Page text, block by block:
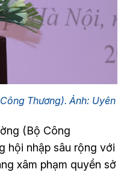
Thương). Ảnh: Uyên
(Bộ Công
hội nhập sâu rộng với
xâm phạm quyền sở